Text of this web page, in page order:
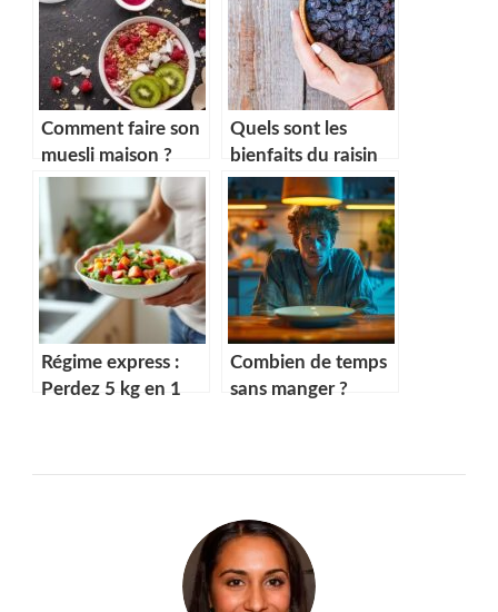
Comment faire son
muesli maison ?
Quels sont les
bienfaits du raisin
sec ?
Régime express :
Perdez 5 kg en 1
Combien de temps
sans manger ?